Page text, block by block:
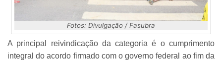
Fotos: Divulgação / Fasubra
A principal reivindicação da categoria é o cumprimento
integral do acordo firmado com o governo federal ao fim da